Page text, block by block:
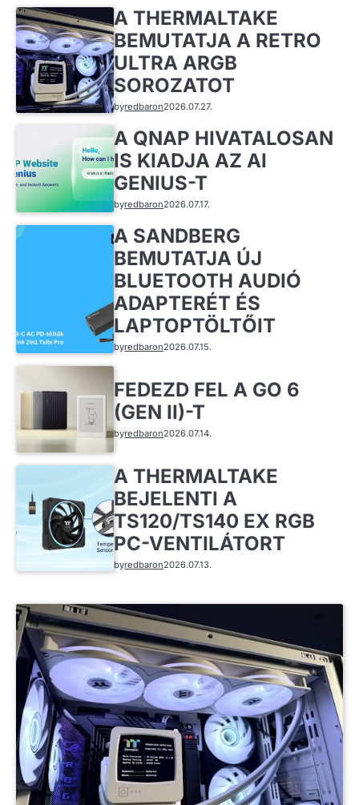
A THERMALTAKE
BEMUTATJA A RETRO
ULTRA ARGB
SOROZATOT
byredbaron2026.07.27.
A QNAP HIVATALOSAN
IS KIADJA AZ AI
GENIUS-T
byredbaron2026.07.17.
A SANDBERG
BEMUTATJA ÚJ
BLUETOOTH AUDIÓ
ADAPTERÉT ÉS
LAPTOPTÖLTŐIT
byredbaron2026.07.15.
FEDEZD FEL A GO 6
(GEN II)-T
byredbaron2026.07.14.
A THERMALTAKE
BEJELENTI A
TS120/TS140 EX RGB
PC-VENTILÁTORT
byredbaron2026.07.13.